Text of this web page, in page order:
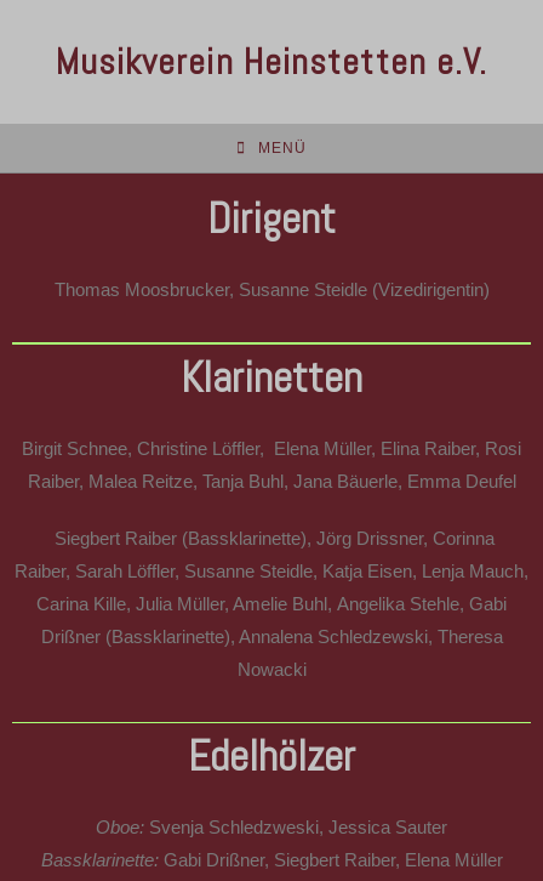
Musikverein Heinstetten e.V.
MENÜ
Dirigent
Thomas Moosbrucker, Susanne Steidle (Vizedirigentin)
Klarinetten
Birgit Schnee, Christine Löffler, Elena Müller, Elina Raiber, Rosi
Raiber, Malea Reitze, Tanja Buhl, Jana Bäuerle, Emma Deufel
Siegbert Raiber (Bassklarinette), Jörg Drissner, Corinna
Raiber, Sarah Löffler, Susanne Steidle, Katja Eisen, Lenja Mauch,
Carina Kille, Julia Müller, Amelie Buhl, Angelika Stehle, Gabi
Drißner (Bassklarinette), Annalena Schledzewski, Theresa
Nowacki
Edelhölzer
Oboe: Svenja Schledzweski, Jessica Sauter
Bassklarinette:Gabi Drißner, Siegbert Raiber, Elena Müller